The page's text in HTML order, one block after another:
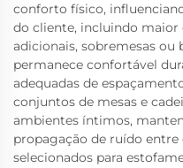
conforto físico,
do cliente, incluindo maior
adicionais, sobremesas ou
permanece confortável
adequadas de
conjuntos de mesas e
ambientes íntimos,
propagação de ruído
selecionados para